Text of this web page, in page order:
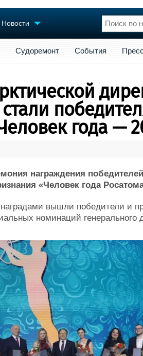
Новости
Конференции
Личности
Словарь
Судоремонт События
года —
награждения
«Человек года
вышли победители и
номинаций генерального